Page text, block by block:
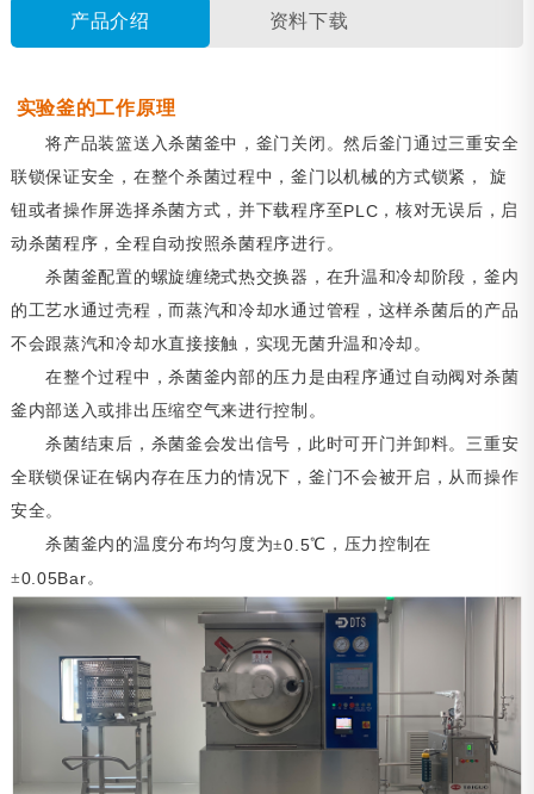
附件
产品介绍 资料下载
实验釜的工作原理
将产品装篮送入杀菌釜中，釜门关闭。然后釜门通过三重安全
联锁保证安全，在整个杀菌过程中，釜门以机械的方式锁紧，
旋
钮或者操作屏选择杀菌方式，并下载程序至 PLC ，核对无误后，启
动杀菌程序，全程自动按照杀菌程序进行。
杀菌釜配置的螺旋缠绕式热交换器，在升温和冷却阶段，釜内
的工艺水通过壳程，而蒸汽和冷却水通过管程，这样杀菌后的产品
不会跟蒸汽和冷却水直接接触，实现无菌升温和冷却。
在整个过程中，杀菌釜内部的压力是由程序通过自动阀对杀菌
釜内部送入或排出压缩空气来进行控制。
杀菌结束后，杀菌釜会发出信号，此时可开门并卸料。三重安
全联锁保证在锅内存在压力的情况下，釜门不会被开启，从而操作
安全。
杀菌釜内的温度分布均匀度为±0.5℃，压力控制在
±0.05Bar 。